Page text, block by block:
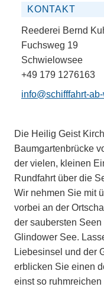
KONTAKT
Reederei Bernd
Fuchsweg 19
Schwielowsee
+49 179 1276163
info@schifffahrt-
Die Heilig Geist
Baumgartenbrücke
der vielen, kleinen
Rundfahrt über die
Wir nehmen Sie mit
vorbei an der
der saubersten
Glindower See.
Liebesinsel und der
erblicken Sie einen
einst so